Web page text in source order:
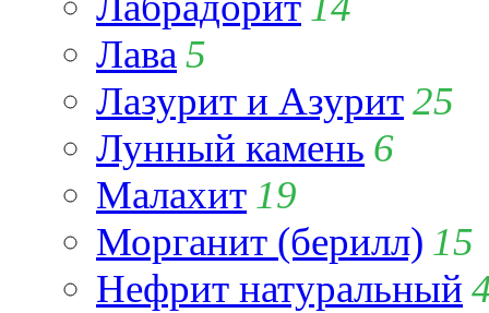
Лава 5
Лазурит и Азурит25
Лунный камень 6
Малахит 19
Морганит (берилл) 15
Нефрит натуральный